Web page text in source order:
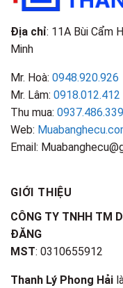
Địa chỉ: 11A Bùi Cẩm
Minh
Mr. Hoà: 0948.920.926
Mr. Lâm: 0918.012.412
Thu mua: 0937.486.339
Web:
Email:
GIỚI THIỆU
CÔNG TY TNHH TM
ĐĂNG
MST: 0310655912
Thanh Lý Phong Hải